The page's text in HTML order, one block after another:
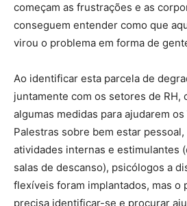
começam as frustrações e as
conseguem entender como que
virou o problema em forma de
Ao identificar esta parcela de
juntamente com os setores de RH,
algumas medidas para ajudarem
Palestras sobre bem estar
atividades internas e estimulantes
salas de descanso), psicólogos a
flexíveis foram implantados, mas o
precisa identificar-se e procurar